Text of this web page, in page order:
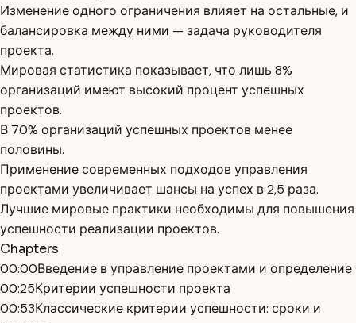
Изменение одного ограничения влияет на остальные, и
балансировка между ними — задача руководителя
проекта.
Мировая статистика показывает, что лишь 8%
организаций имеют высокий процент успешных
проектов.
В 70% организаций успешных проектов менее
половины.
Применение современных подходов управления
проектами увеличивает шансы на успех в 2,5 раза.
Лучшие мировые практики необходимы для повышения
успешности реализации проектов.
Chapters
00:00Введение в управление проектами и определение
00:25Критерии успешности проекта
00:53Классические критерии успешности: сроки и